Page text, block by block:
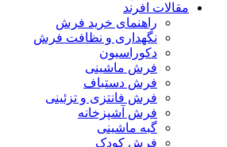
مقالات افرند
راهنمای خرید فرش
نگهداری و نظافت فرش
دکوراسیون
فرش ماشینی
فرش دستباف
فرش فانتزی و تزئینی
فرش آشپزخانه
گبه ماشینی
فرش کودک